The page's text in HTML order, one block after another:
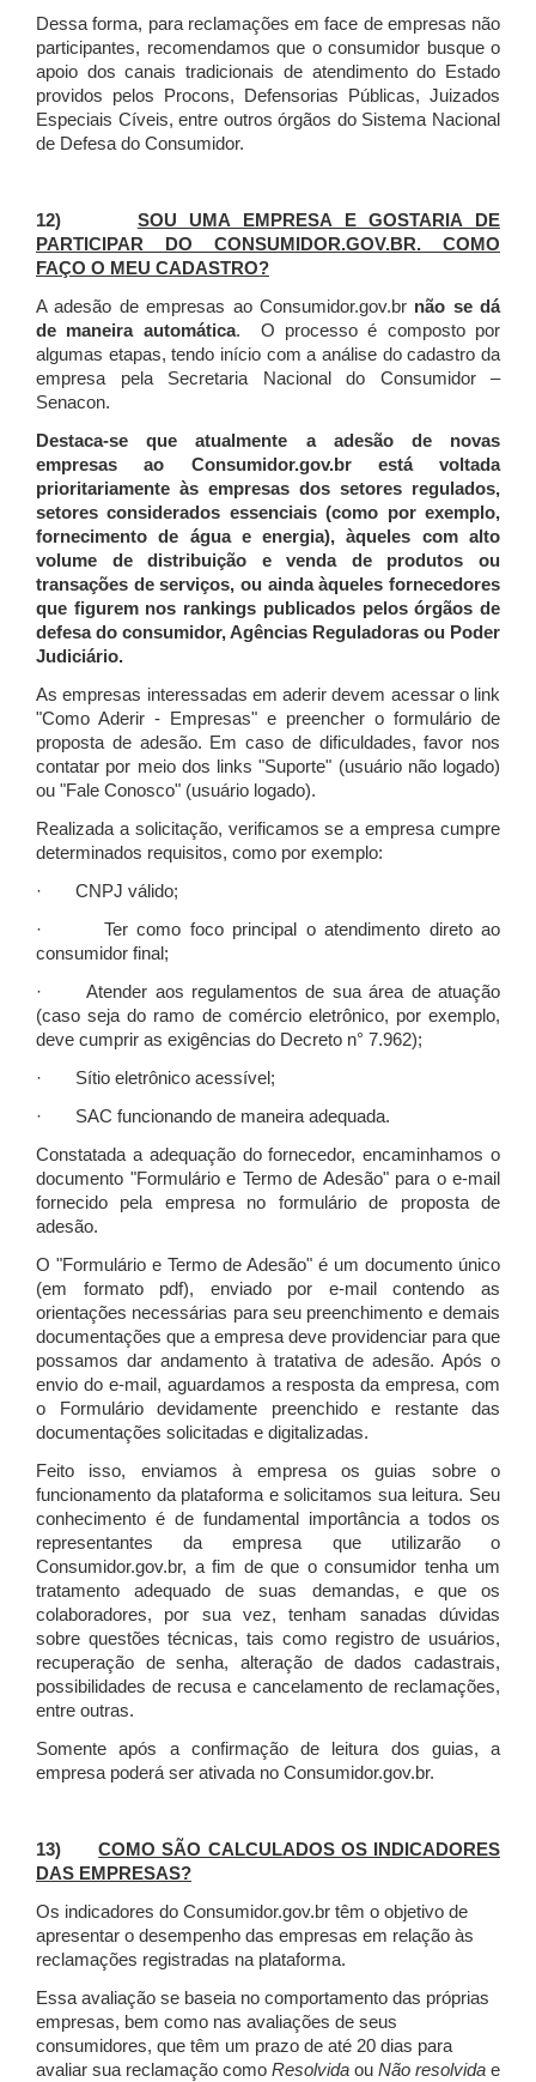
Dessa forma, para reclamações em face de empresas não
participantes, recomendamos que o consumidor busque o
apoio dos canais tradicionais de atendimento do Estado
providos pelos Procons, Defensorias Públicas, Juizados
Especiais Cíveis, entre outros órgãos do Sistema Nacional
de Defesa do Consumidor.
12) SOU UMA EMPRESA E GOSTARIA DE
PARTICIPAR DO CONSUMIDOR.GOV.BR. COMO
FAÇO O MEU CADASTRO?
A adesão de empresas ao Consumidor.gov.br não se dá
de maneira automática. O processo é composto por
algumas etapas, tendo início com a análise do cadastro da
empresa pela Secretaria Nacional do Consumidor –
Senacon.
Destaca-se que atualmente a adesão de novas
empresas ao Consumidor.gov.br está voltada
prioritariamente às empresas dos setores regulados,
setores considerados essenciais (como por exemplo,
fornecimento de água e energia), àqueles com alto
volume de distribuição e venda de produtos ou
transações de serviços, ou ainda àqueles fornecedores
que figurem nos rankings publicados pelos órgãos de
defesa do consumidor, Agências Reguladoras ou Poder
Judiciário.
As empresas interessadas em aderir devem acessar o link
"Como Aderir - Empresas" e preencher o formulário de
proposta de adesão. Em caso de dificuldades, favor nos
contatar por meio dos links "Suporte" (usuário não logado)
ou "Fale Conosco" (usuário logado).
Realizada a solicitação, verificamos se a empresa cumpre
determinados requisitos, como por exemplo:
· CNPJ válido;
· Ter como foco principal o atendimento direto ao
consumidor final;
· Atender aos regulamentos de sua área de atuação
(caso seja do ramo de comércio eletrônico, por exemplo,
deve cumprir as exigências do Decreto n° 7.962);
· Sítio eletrônico acessível;
· SAC funcionando de maneira adequada.
Constatada a adequação do fornecedor, encaminhamos o
documento "Formulário e Termo de Adesão" para o e-mail
fornecido pela empresa no formulário de proposta de
adesão.
O "Formulário e Termo de Adesão" é um documento único
(em formato pdf), enviado por e-mail contendo as
orientações necessárias para seu preenchimento e demais
documentações que a empresa deve providenciar para que
possamos dar andamento à tratativa de adesão. Após o
envio do e-mail, aguardamos a resposta da empresa, com
o Formulário devidamente preenchido e restante das
documentações solicitadas e digitalizadas.
Feito isso, enviamos à empresa os guias sobre o
funcionamento da plataforma e solicitamos sua leitura. Seu
conhecimento é de fundamental importância a todos os
representantes da empresa que utilizarão o
Consumidor.gov.br, a fim de que o consumidor tenha um
tratamento adequado de suas demandas, e que os
colaboradores, por sua vez, tenham sanadas dúvidas
sobre questões técnicas, tais como registro de usuários,
recuperação de senha, alteração de dados cadastrais,
possibilidades de recusa e cancelamento de reclamações,
entre outras.
Somente após a confirmação de leitura dos guias, a
empresa poderá ser ativada no Consumidor.gov.br.
13)COMO SÃO CALCULADOS OS INDICADORES
DAS EMPRESAS?
Os indicadores do Consumidor.gov.br têm o objetivo de
apresentar o desempenho das empresas em relação às
reclamações registradas na plataforma.
Essa avaliação se baseia no comportamento das próprias
empresas, bem como nas avaliações de seus
consumidores, que têm um prazo de até 20 dias para
avaliar sua reclamação como Resolvida ou Não resolvida e